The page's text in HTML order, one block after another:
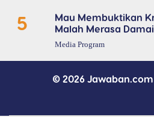
5
Mau Membuktikan
Malah Merasa
Media Program
© 2026